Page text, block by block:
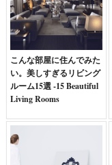
こんな部屋に住んでみた
い。美しすぎるリビング
ルーム15選 -15 Beautiful
Living Rooms